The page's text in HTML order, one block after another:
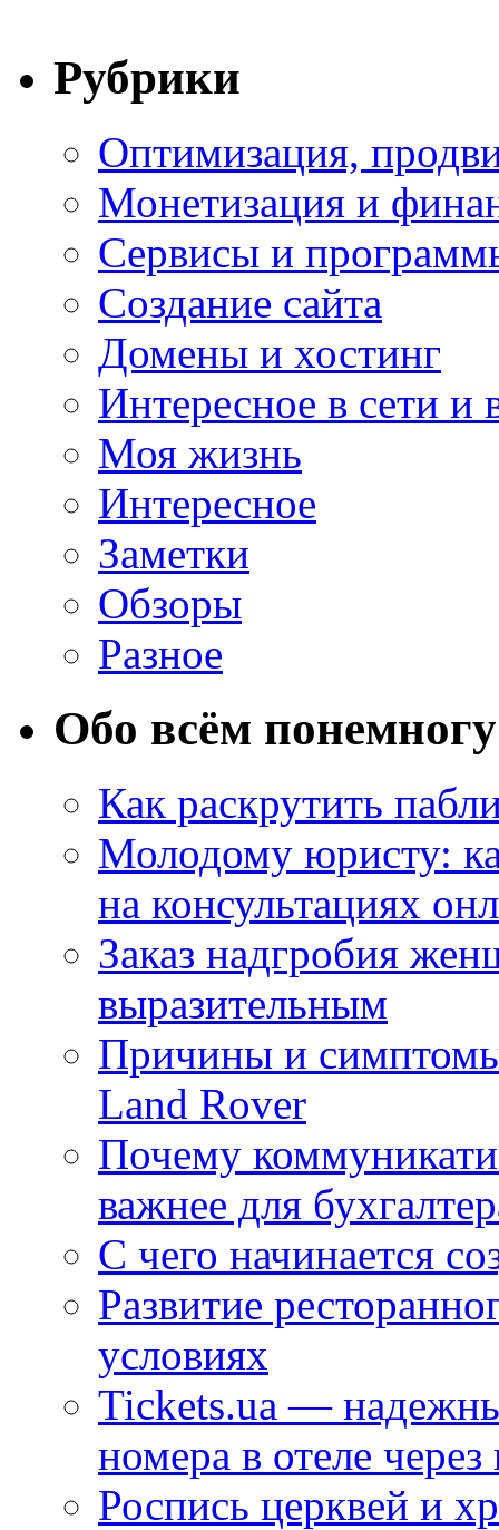
Рубрики
Оптимизация,
Монетизация и
Сервисы и
Создание сайта
Домены и хостинг
Интересное в сети и
Моя жизнь
Интересное
Заметки
Обзоры
Разное
Обо всём понемногу
Как раскрутить
Молодому юристу:
на консультациях
Заказ надгробия
выразительным
Причины и
Land Rover
Почему
важнее для
С чего начинается
Развитие
условиях
Tickets.ua —
номера в отеле через
Роспись церквей и